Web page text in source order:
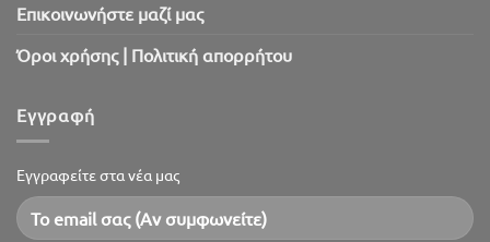
Επικοινωνήστε μαζί μας
Όροι χρήσης | Πολιτική απορρήτου
Εγγραφή
Εγγραφείτε στα νέα μας